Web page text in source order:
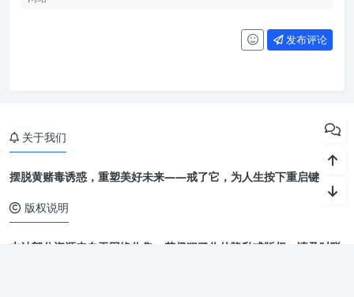
发布评论
关于我们
摆脱黄赌毒诱惑，重塑美好未来——戒了它，为人生按下重启键。
版权说明
本站部分资源来自于网络收集，若侵犯了你的隐私或版权，请及时联